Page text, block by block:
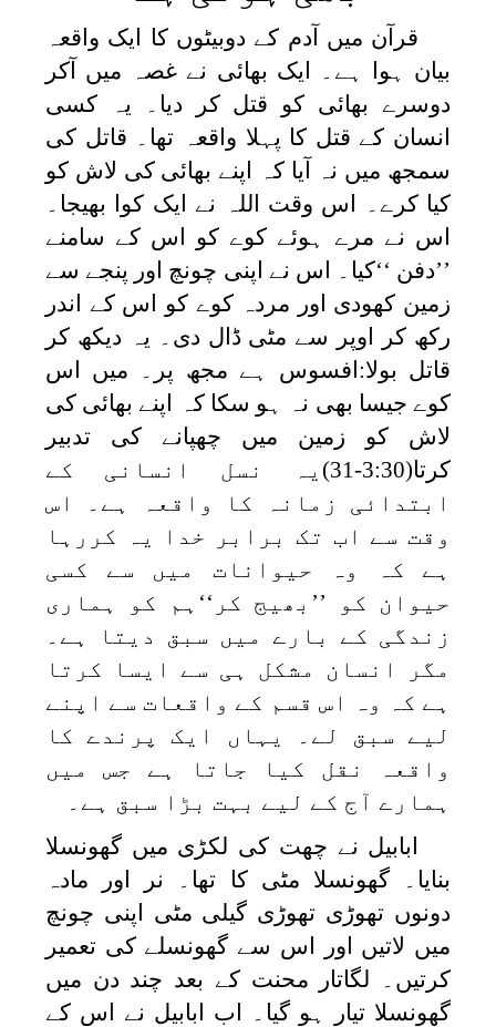
قرآن میں آدم کے دوبیٹوں کا ایک واقعہ
بیان ہوا ہے۔ ایک بھائی نے غصہ میں آکر
دوسرے بھائی کو قتل کر دیا۔ یہ کسی
انسان کے قتل کا پہلا واقعہ تھا۔ قاتل کی
سمجھ میں نہ آیا کہ اپنے بھائی کی لاش کو
کیا کرے۔ اس وقت اللہ نے ایک کوا بھیجا۔
اس نے مرے ہوئے کوے کو اس کے سامنے
’’دفن ‘‘کیا۔ اس نے اپنی چونچ اور پنجے سے
زمین کھودی اور مردہ کوے کو اس کے اندر
رکھ کر اوپر سے مٹی ڈال دی۔ یہ دیکھ کر
قاتل بولا:افسوس ہے مجھ پر۔ میں اس
کوے جیسا بھی نہ ہو سکا کہ اپنے بھائی کی
لاش کو زمین میں چھپانے کی تدبیر
کرتا(3:30-31)یہ نسل انسانی کے
ابتدائی زمانہ کا واقعہ ہے۔ اس
وقت سے اب تک برابر خدا یہ کررہا
ہے کہ وہ حیوانات میں سے کسی
حیوان کو ’’بھیج کر‘‘ہم کو ہماری
زندگی کے بارے میں سبق دیتا ہے۔
مگر انسان مشکل ہی سے ایسا کرتا
ہے کہ وہ اس قسم کے واقعات سے اپنے
لیے سبق لے۔ یہاں ایک پرندے کا
واقعہ نقل کیا جاتا ہے جس میں
ہمارے آج کے لیے بہت بڑا سبق ہے۔
ابابیل نے چھت کی لکڑی میں گھونسلا
بنایا۔ گھونسلا مٹی کا تھا۔ نر اور مادہ
دونوں تھوڑی تھوڑی گیلی مٹی اپنی چونچ
میں لاتیں اور اس سے گھونسلے کی تعمیر
کرتیں۔ لگاتار محنت کے بعد چند دن میں
گھونسلا تیار ہو گیا۔ اب ابابیل نے اس کے